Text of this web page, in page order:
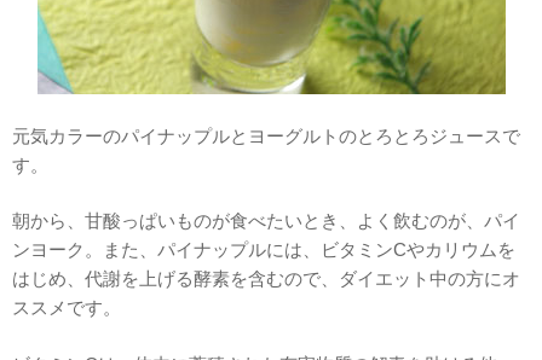
元気カラーのパイナップルとヨーグルトのとろとろジュースで
す。
朝から、甘酸っぱいものが食べたいとき、よく飲むのが、パイ
ンヨーク。また、パイナップルには、ビタミンCやカリウムを
はじめ、代謝を上げる酵素を含むので、ダイエット中の方にオ
ススメです。